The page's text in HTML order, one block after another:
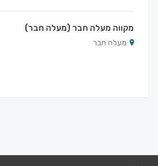
מקווה מעלה חבר (מעלה חבר)
מעלה חבר